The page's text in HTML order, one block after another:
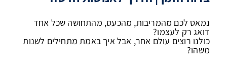
נמאס לכם מהמריבות, מהכעס, מהתחושה שכל אחד
דואג רק לעצמו?
כולנו רוצים עולם אחר, אבל איך באמת מתחילים לשנות
משהו?